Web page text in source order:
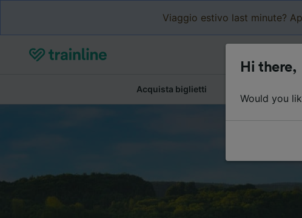
Viaggio estivo last minute?
Acquista biglietti
Hi there,
Would you